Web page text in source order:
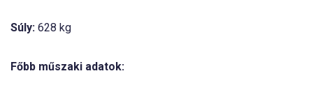
Súly: 628 kg
Főbb műszaki adatok: